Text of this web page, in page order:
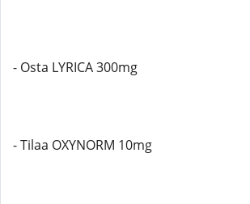
- Osta LYRICA 300mg
- Tilaa OXYNORM 10mg